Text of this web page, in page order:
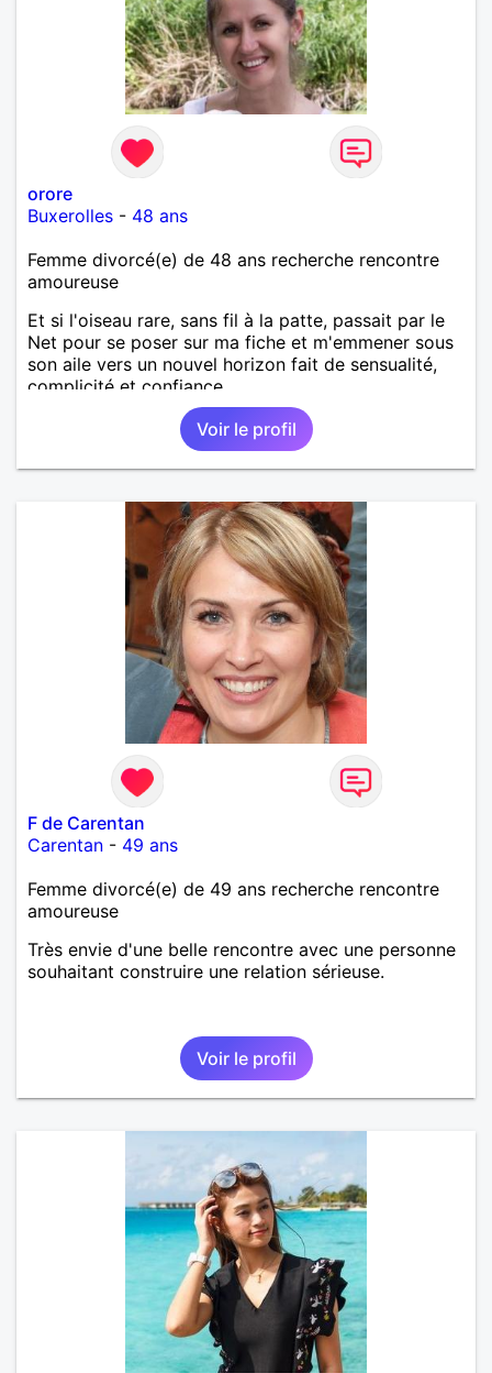
orore
Buxerolles - 48 ans
Femme divorcé(e) de 48 ans recherche rencontre
amoureuse
Et si l'oiseau rare, sans fil à la patte, passait par le
Net pour se poser sur ma fiche et m'emmener sous
son aile vers un nouvel horizon fait de sensualité,
complicité et confiance.
Voir le profil
F de Carentan
Carentan - 49 ans
Femme divorcé(e) de 49 ans recherche rencontre
amoureuse
Très envie d'une belle rencontre avec une personne
souhaitant construire une relation sérieuse.
Voir le profil